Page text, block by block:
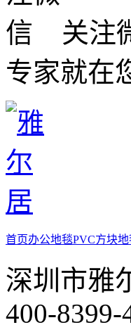
关注
专家就在
首页办公地毯PVC方块地
深圳市雅
400-8399-